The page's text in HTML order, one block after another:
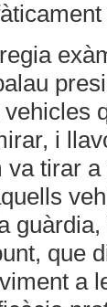
i
tirar a
que
a